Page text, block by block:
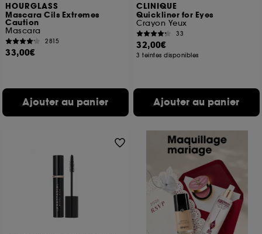
HOURGLASS
Mascara Cils Extremes
Caution
Mascara
2815
33,00€
Ajouter au panier
CLINIQUE
Quickliner for Eyes
Crayon Yeux
33
32,00€
3 teintes disponibles
Ajouter au panier